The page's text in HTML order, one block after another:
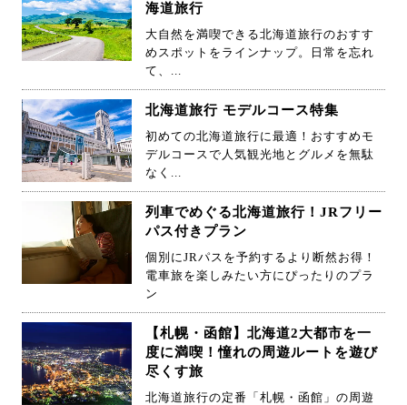
海道旅行
大自然を満喫できる北海道旅行のおすす
めスポットをラインナップ。日常を忘れ
て、...
北海道旅行 モデルコース特集
初めての北海道旅行に最適！おすすめモ
デルコースで人気観光地とグルメを無駄
なく...
列車でめぐる北海道旅行！JRフリー
パス付きプラン
個別にJRパスを予約するより断然お得！
電車旅を楽しみたい方にぴったりのプラ
ン
【札幌・函館】北海道2大都市を一
度に満喫！憧れの周遊ルートを遊び
尽くす旅
北海道旅行の定番「札幌・函館」の周遊